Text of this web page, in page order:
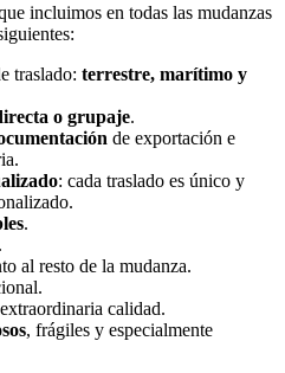
incluimos en todas las mudanzas
traslado: terrestre, marítimo y
o grupaje.
de exportación e
: cada traslado es único y
.
al resto de la mudanza.
calidad.
, frágiles y especialmente